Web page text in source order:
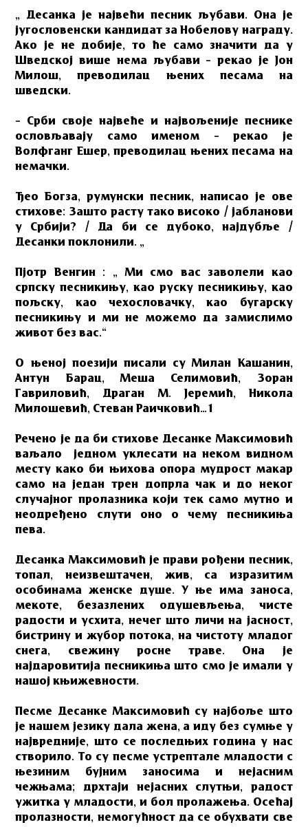
„ Десанка је највећи песник љубави. Она је
југословенски кандидат за Нобелову награду.
Ако је не добије, то ће само значити да у
Шведској више нема љубави – рекао је Јон
Милош, преводилац њених песама на
шведски.
– Срби своје највеће и највољеније песнике
ословљавају само именом – рекао је
Волфганг Ешер, преводилац њених песама на
немачки.
Ђео Богза, румунски песник, написао је ове
стихове: Зашто расту тако високо / јабланови
у Србији? / Да би се дубоко, најдубље /
Десанки поклонили. „
Пјотр Венгин : „ Ми смо вас заволели као
српску песникињу, као руску песникињу, као
пољску, као чехословачку, као бугарску
песникињу и ми не можемо да замислимо
живот без вас.“
О њеној поезији писали су Милан Кашанин,
Антун Барац, Меша Селимовић, Зоран
Гавриловић, Драган М. Јеремић, Никола
Милошевић, Стеван Раичковић…1
Речено је да би стихове Десанке Максимовић
ваљало једном уклесати на неком видном
месту како би њихова опора мудрост макар
само на један трен допрла чак и до неког
случајног пролазника који тек само мутно и
неодређено слути оно о чему песникиња
пева.
Десанка Максимовић је прави рођени песник,
топал, неизвештачен, жив, са изразитим
особинама женске душе. У ње има заноса,
мекоте, безазлених одушевљења, чисте
радости и усхита, нечег што личи на јасност,
бистрину и жубор потока, на чистоту младог
снега, свежину росне траве. Она је
најдаровитија песникиња што смо је имали у
нашој књижевности.
Песме Десанке Максимовић су најбоље што
је нашем језику дала жена, а иду без сумње у
највредније, што се последњих година у нас
створило. То су песме устрептале младости с
њезиним бујним заносима и нејасним
чежњама; дрхтаји нејасних слутњи, радост
ужитка у младости, и бол пролажења. Осећај
пролазности, немогућност да се обухвати све